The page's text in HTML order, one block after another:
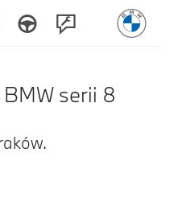
serii 8